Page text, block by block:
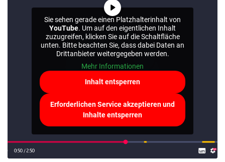
Sie sehen gerade einen Platzhalterinhalt von
YouTube. Um auf den eigentlichen Inhalt
zuzugreifen, klicken Sie auf die Schaltfläche
unten. Bitte beachten Sie, dass dabei Daten an
Drittanbieter weitergegeben werden.
Mehr Informationen
Inhalt entsperren
Erforderlichen Service akzeptieren und
Inhalte entsperren